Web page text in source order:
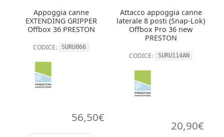
Appoggia canne
EXTENDING GRIPPER
Offbox 36 PRESTON
CODICE: SURU066
56,50€
Attacco appoggia canne
laterale 8 posti (Snap-Lok)
Offbox Pro 36 new
PRESTON
CODICE: SURU114AN
20,90€